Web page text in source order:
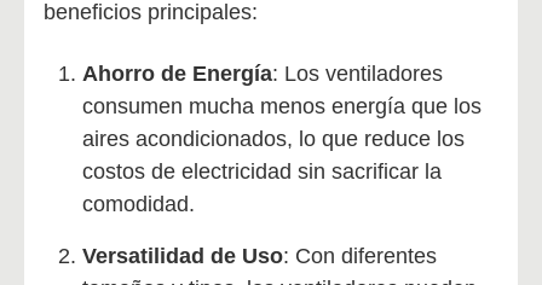
beneficios principales:
Ahorro de Energía: Los ventiladores
consumen mucha menos energía que los
aires acondicionados, lo que reduce los
costos de electricidad sin sacrificar la
comodidad.
Versatilidad de Uso: Con diferentes